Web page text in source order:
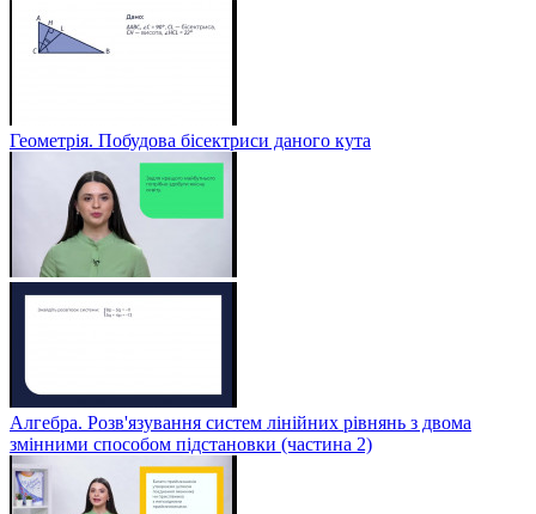
Геометрія. Побудова бісектриси даного кута
Алгебра. Розв'язування систем лінійних рівнянь з двома
змінними способом підстановки (частина 2)